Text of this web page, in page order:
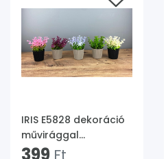
IRIS E5828 dekoráció
művirággal
cserépben 7x14cm